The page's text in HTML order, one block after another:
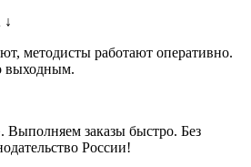
↓
методисты работают оперативно.
выходным.
заказы быстро. Без
России!